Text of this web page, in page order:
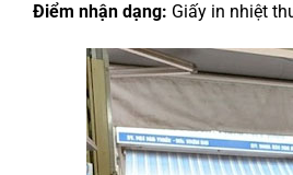
Điểm nhận dạng: Giấy in nhiệt